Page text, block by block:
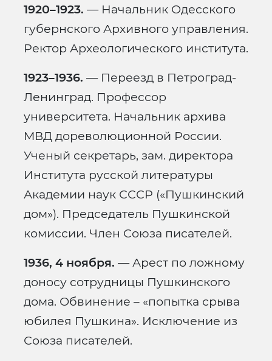
1920–1923. — Начальник Одесского
губернского Архивного управления.
Ректор Археологического института.
1923–1936. — Переезд в Петроград-
Ленинград. Профессор
университета. Начальник архива
МВД дореволюционной России.
Ученый секретарь, зам. директора
Института русской литературы
Академии наук СССР («Пушкинский
дом»). Председатель Пушкинской
комиссии. Член Союза писателей.
1936, 4 ноября. — Арест по ложному
доносу сотрудницы Пушкинского
дома. Обвинение – «попытка срыва
юбилея Пушкина». Исключение из
Союза писателей.